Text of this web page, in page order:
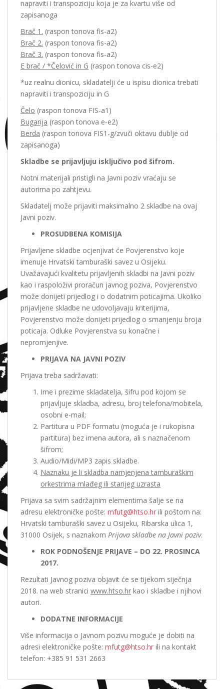
napraviti i transpoziciju koja je za kvartu više od
zapisanoga
Brač 1. (raspon tonova fis-a2)
Brač 2. (raspon tonova fis-a2)
Brač 3. (raspon tonova fis-a2)
E brač / *Čelović in G (raspon tonova cis-e2)
*uz realnu dionicu, skladatelji će u ispisu dionica trebati
napraviti i transpoziciju in G
Čelo (raspon tonova FIS-a1)
Bugarija (raspon tonova e-e2)
Berda (raspon tonova FIS1-g/zvuči oktavu dublje od
zapisanoga)
Skladbe se prijavljuju isključivo pod šifrom.
Notni materijali pristigli na Javni poziv vraćaju se
autorima po zahtjevu.
Skladatelj može prijaviti maksimalno 2 skladbe na ovaj
Javni poziv.
PROSUDBENA KOMISIJA
Prijavljene skladbe ocjenjivat će Povjerenstvo koje
imenuje Hrvatski tamburaški savez u Osijeku.
Uvažavajući kvalitetu prijavljenih skladbi na Javni poziv
kao i raspoloživi proračun javnog poziva, Povjerenstvo
može donijeti prijedlog i o dodatnim poticajima. Ukoliko
prijavljene skladbe ne udovoljavaju kriterijima,
Povjerenstvo može donijeti prijedlog o smanjenju broja
poticaja. Odluke Povjerenstva su konačne i
nepromjenjive.
PRIJAVA NA JAVNI POZIV
Prijava treba sadržavati:
Ime i prezime skladatelja, šifru pod kojom se
prijavljuje skladba, adresu, broj telefona/mobitela,
osobni e-mail;
Partitura u PDF formatu (moguća je i rukopisna
partitura) bez imena autora, ali s naznačenom
šifrom;
Audio/Midi/MP3 zapis skladbe.
Naznaku je li skladba namjenjena tamburaškim
orkestrima mlađeg ili starijeg uzrasta
Prijava sa svim sadržajnim elementima šalje se na
adresu elektroničke pošte: mfutg@htso.hr ili poštom na:
Hrvatski tamburaški savez u Osijeku, Ribarska ulica 1,
31000 Osijek, s naznakom Prijava skladbe na Javni poziv.
ROK PODNOŠENJE PRIJAVE – DO 22. PROSINCA
2017.
Rezultati Javnog poziva objavit će se tijekom siječnja
2018. na web stranici www.htso.hr kao i skladbe i njihovi
autori.
DODATNE INFORMACIJE
Više informacija o Javnom pozivu moguće je dobiti na
adresi elektroničke pošte: mfutg@htso.hr ili na kontakt
telefon: +385 91 531 2663